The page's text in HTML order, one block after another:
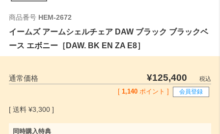
商品番号 HEM-2672
イームズ アームシェルチェア DAW ブラック ブラックベ
ース エボニー［DAW. BK EN ZA E8］
通常価格 ¥125,400
税込
[ 1,140 ポイント ] 会員登録
¥3,300
同時購入特典